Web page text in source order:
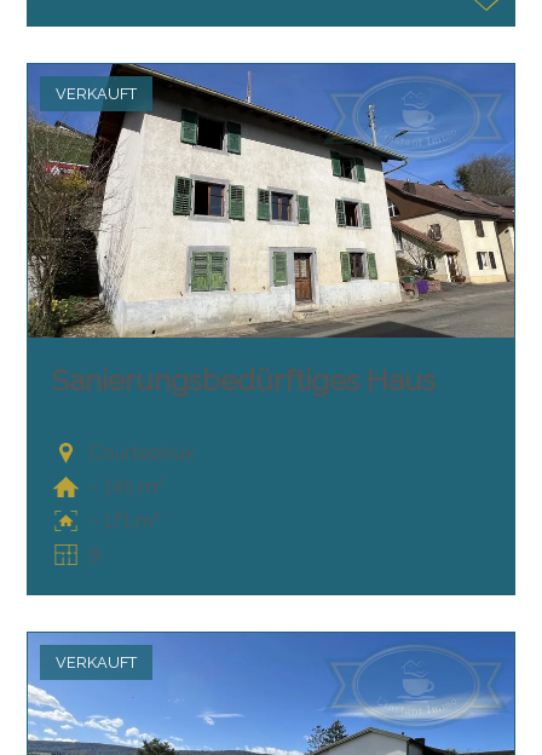
VERKAUFT
Sanierungsbedürftiges Haus
Courtedoux
~ 145 m²
~ 171 m²
8
VERKAUFT